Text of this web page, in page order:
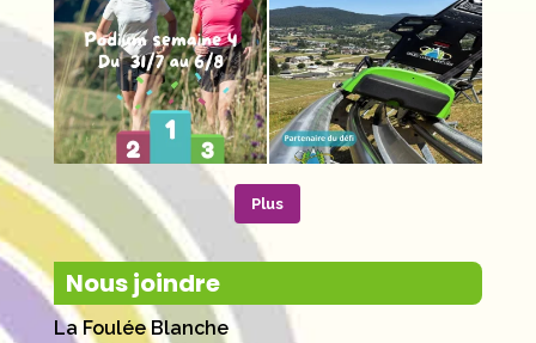
Plus
Nous joindre
La Foulée Blanche